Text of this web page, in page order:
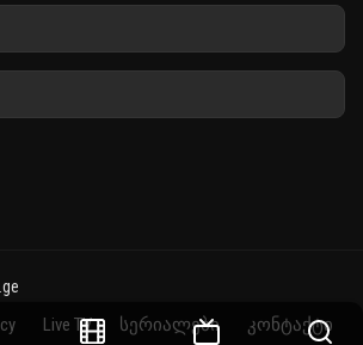
Live TV სერიალები კონტაქტი